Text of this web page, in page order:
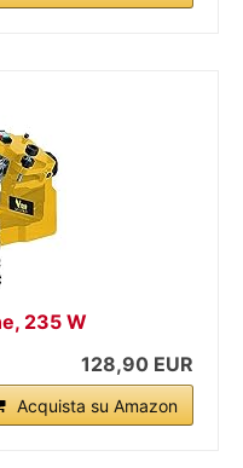
235 W
128,90 EUR
Acquista su Amazon